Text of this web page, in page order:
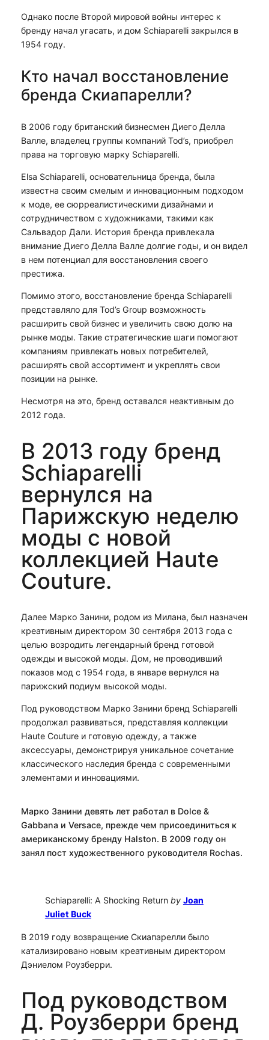
Однако после Второй мировой войны интерес к
бренду начал угасать, и дом Schiaparelli закрылся в
1954 году.
Кто начал восстановление
бренда Скиапарелли?
В 2006 году британский бизнесмен Диего Делла
Валле, владелец группы компаний Tod’s, приобрел
права на торговую марку Schiaparelli.
Elsa Schiaparelli, основательница бренда, была
известна своим смелым и инновационным подходом
к моде, ее сюрреалистическими дизайнами и
сотрудничеством с художниками, такими как
Сальвадор Дали. История бренда привлекала
внимание Диего Делла Валле долгие годы, и он видел
в нем потенциал для восстановления своего
престижа.
Помимо этого, восстановление бренда Schiaparelli
представляло для Tod’s Group возможность
расширить свой бизнес и увеличить свою долю на
рынке моды. Такие стратегические шаги помогают
компаниям привлекать новых потребителей,
расширять свой ассортимент и укреплять свои
позиции на рынке.
Несмотря на это, бренд оставался неактивным до
2012 года.
В 2013 году бренд
Schiaparelli
вернулся на
Парижскую неделю
моды с новой
коллекцией Haute
Couture.
Далее Марко Занини, родом из Милана, был назначен
креативным директором 30 сентября 2013 года с
целью возродить легендарный бренд готовой
одежды и высокой моды. Дом, не проводивший
показов мод с 1954 года, в январе вернулся на
парижский подиум высокой моды.
Под руководством Марко Занини бренд Schiaparelli
продолжал развиваться, представляя коллекции
Haute Couture и готовую одежду, а также
аксессуары, демонстрируя уникальное сочетание
классического наследия бренда с современными
элементами и инновациями.
Марко Занини девять лет работал в Dolce &
Gabbana и Versace, прежде чем присоединиться к
американскому бренду Halston. В 2009 году он
занял пост художественного руководителя Rochas.
Schiaparelli: A Shocking Return by Joan
Juliet Buck
В 2019 году возвращение Скиапарелли было
катализировано новым креативным директором
Дэниелом Роузберри.
Под руководством
Д. Роузберри бренд